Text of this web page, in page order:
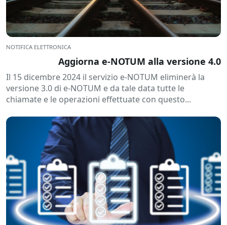
NOTIFICA ELETTRONICA
Aggiorna e-NOTUM alla versione 4.0
Il 15 dicembre 2024 il servizio e-NOTUM eliminerà la
versione 3.0 di e-NOTUM e da tale data tutte le
chiamate e le operazioni effettuate con questo...